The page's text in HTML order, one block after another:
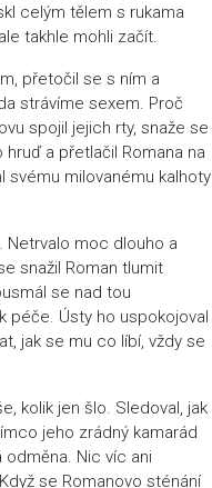
celým tělem s rukama
takhle mohli začít.
přetočil se s ním a
strávíme sexem. Proč
spojil jejich rty, snaže se
a přetlačil Romana na
svému milovanému kalhoty
Netrvalo moc dlouho a
snažil Roman tlumit
se nad tou
péče. Ústy ho uspokojoval
jak se mu co líbí, vždy se
kolik jen šlo. Sledoval, jak
jeho zrádný kamarád
Nic víc ani
se Romanovo sténání